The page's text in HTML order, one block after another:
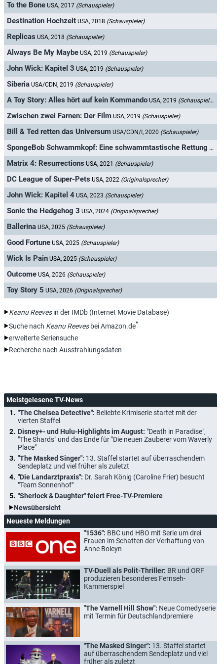
To the Bone USA, 2017 (Schauspieler)
Destination Hochzeit USA, 2018 (Schauspieler)
Replicas USA, 2018 (Schauspieler)
Always Be My Maybe USA, 2019 (Schauspieler)
John Wick: Kapitel 3 USA, 2019 (Schauspieler)
Siberia USA/CDN, 2019 (Schauspieler)
A Toy Story: Alles hört auf kein Kommando USA, 2019 (Schauspieler)
Zwischen zwei Farnen: Der Film USA, 2019 (Schauspieler)
Bill & Ted retten das Universum USA/CDN/I, 2020 (Schauspieler)
SpongeBob Schwammkopf: Eine schwammtastische Rettung
Matrix 4: Resurrections USA, 2021 (Schauspieler)
DC League of Super-Pets USA, 2022 (Originalsprecher)
John Wick: Kapitel 4 USA, 2023 (Schauspieler)
Sonic the Hedgehog 3 USA, 2024 (Originalsprecher)
Ballerina USA, 2025 (Schauspieler)
Good Fortune USA, 2025 (Schauspieler)
Wick Is Pain USA, 2025 (Schauspieler)
Outcome USA, 2026 (Schauspieler)
Toy Story 5 USA, 2026 (Originalsprecher)
Keanu Reevesin der IMDb (Internet Movie Database)
Suche nach Keanu Reevesbei Amazon.de*
erweiterte Seriensuche
Recherche nach Ausstrahlungsdaten
Meistgelesene TV-News
"The Chelsea Detective": Beliebte Krimiserie startet mit der
vierten Staffel
Disney+- und Hulu-Highlights im August: "Death in Paradise",
"The Shards" und das Ende für "Die neuen Zauberer vom Waverly
Place"
"The Masked Singer": 13. Staffel startet auf überraschendem
Sendeplatz und viel früher als zuletzt
"Die Landarztpraxis": Dr. Sarah König (Caroline Frier) besucht
"Team Sonnenhof"
"Sherlock & Daughter" feiert Free-TV-Premiere
Newsübersicht
Neueste Meldungen
"1536": BBC und HBO mit Serie um drei
Frauen im Schatten der Verhaftung von
Anne Boleyn
TV-Duell als Polit-Thriller: BR und ORF
produzieren besonderes Fernseh-
Kammerspiel
"The Varnell Hill Show": Neue Comedyserie
mit Termin für Deutschlandpremiere
"The Masked Singer": 13. Staffel startet
auf überraschendem Sendeplatz und viel
früher als zuletzt